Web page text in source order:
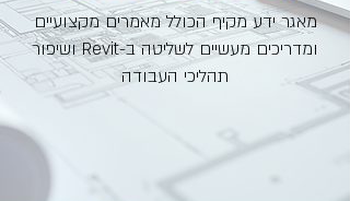
מאגר ידע מקיף הכולל מאמרים מקצועיים
ומדריכים מעשיים לשליטה ב-Revit ושיפור
תהליכי העבודה